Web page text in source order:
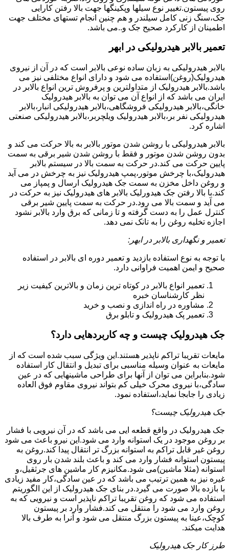
روی پیستون.تغییر نوع سیلها وپکینگها جهت بالا رفتن کارایی
جک،سنگ زنی کامل سیلندر و هم چنین انجام تستهای مختلف جهت
اطمینان از کارکرد صحیح جک و..می باشد.
تعمیر بالابر هیدرولیکی در ابهر
بالابر هیدرولیکی به زبان ساده نوعی بالابر است که در آن از نیروی
هیدرولیک(روغن)استفاده می شود و دارای انواع مختلفی نیز می
باشد.بالابر هیدرولیک از متداولترین و پرفروش ترین انواع بالابر در
ایران می باشد که از انواع آن می توان به بالابر هیدرولیک
خانگی،بالابر هیدرولیکی فروشگاهی،بالابر هیدرولیکی انبار،بالابر
هیدرولیکی نفر بر،بالابر هیدرولیک ویلچربر،بالابر هیدرولیکی صنعتی
اشاره کرد.
بالابر هیدرولیکی با روشن شدن موتور بالابر به بالا حرکت می کند و
بدون روشن شدن موتور و فقط با روشن شدن شیر برقی به سمت
پایین حرکت می کند.در حرکت به سمت بالا در سیستم بالابر
هیدرولیک،با چرخش موتور،پمپ هیدرولیک نیز به چرخش در می آید
و روغن داخل مخزن به سمت جک هیدرولیک ارسال و پمپاز می
کند.با بالا رفتن جک هیدورلیک بالابر های هیدرولیک نیز به حرکت در
می آید و سمت بالا می رود.در حرکت به سمت پایین شیر برقی
کنترل عمل را به دست گرفته و تا زمانی که برق وارد بالابر نشود
اجازه تخلیه روغن را به تانک نمی دهد.
تعمیر و نگهداری بالابر در ابهر:
با توجه به نوع استفاده بازدید و تعمیر دوره ای بالابر در استفاده
صحیح و ایمن اهمیت فراوانی دارد.
تعمیر انواع بالابر در کوتاه ترین زمان و بالاترین کیفیت زیر
نظر کارشناسان خبره
مشاوره در راه اندازی و نصب و خرید
تعمیر پک هیدرولیک و تابلو برق
جک هیدرولیک چیست و چه کاربردهایی دارد؟
مایعات تقریبا تراکم ناپذیر هستند.این ویژگی سبب شده است که از
مایعات به عنوان وسیله مناسبی برای تبدیل و انتقال کار استفاده
شود.بنابراین می توان از آنها برای طراحی ماشینهایی که در عین
سادگی،با نیروی محرک خیلی کم بتواند نیروی مقاوم فوق العاده
زیادی را جابجا نماید،استفاده نمود.
جک هیدرولیک چیست؟
جک هیدرولیک در واقع قطعه ایی می باشد که در آن نیرویی با فشار
بر روغن موجود در یک استوانه وارد می شود.این نیرو باعث می شود
روغن غیر قابل تراکم به استوانه بزرگ تر انتقال پیدا کند.روغن به
پیستون استوانه فشار وارد می کند و باعث بلند شدن بار روی
استوانه (مثلا ماشین)می شود.مکانیزم کار ماشین های جرثقیل،و
غیره نیز به همین ترتیب می باشد که در عین سادگی،کار مفید زیادی
با بازده بالا صورت می گیرد.در بنای جک هیدرولیک از این الگوریتم
استفاده می شود که روغن تقریبا تراکم ناپذیر است و نیرویی که به
روغن وارد می شود را منتقل می کند.فشار وارد بر پیستون
کوچک،عینا به پیستون بزرگ منتقل می شود و آنرا به طرف بالا
هدایت میکند.
طرز کار جک هیدرولیک